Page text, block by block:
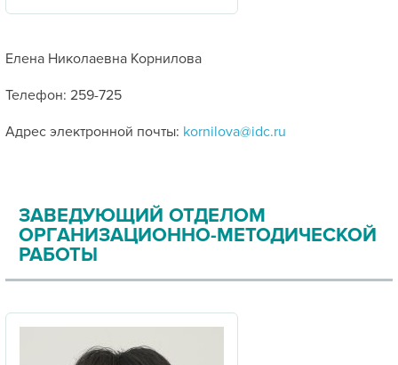
Елена Николаевна Корнилова
Телефон: 259-725
Адрес электронной почты: kornilova@idc.ru
ЗАВЕДУЮЩИЙ ОТДЕЛОМ
ОРГАНИЗАЦИОННО-МЕТОДИЧЕСКОЙ
РАБОТЫ